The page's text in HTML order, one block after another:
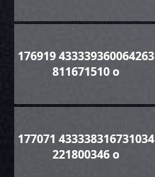
176919 433339360064263
811671510 o
177071 433338316731034
221800346 o